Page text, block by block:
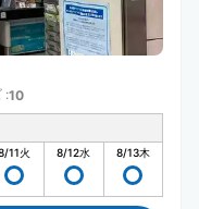
:10
11火 8/12水 8/13木